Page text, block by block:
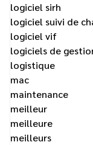
logiciel sirh
logiciel suivi de
logiciel vif
logiciels de
logistique
mac
maintenance
meilleur
meilleure
meilleurs